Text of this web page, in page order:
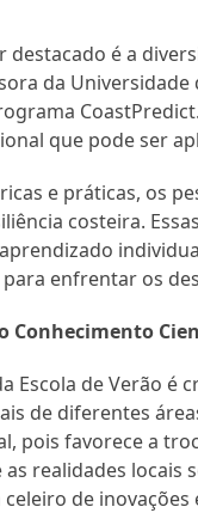
é a
da
que pode ser
e práticas, os
costeira.
enfrentar os
Conhecimento
Escola de Verão é
de diferentes
pois favorece a
realidades locais
de